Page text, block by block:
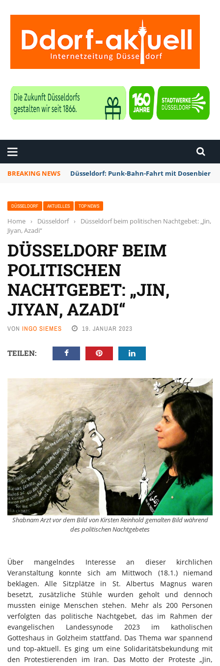
BREAKING NEWS Düsseldorf: Punk-Bahn-Fahrt mit Dosenbier
DÜSSELDORF AKTUELLES TOP NEWS
Home › Düsseldorf ›
Düsseldorf beim politischen Nachtgebet: „Jin,
Jiyan, Azadi“
DÜSSELDORF BEIM
POLITISCHEN
NACHTGEBET: „JIN,
JIYAN, AZADI“
VON INGO SIEMES 19. JANUAR 2023
TEILEN:
Shabnam Arzt vor dem Bild von Kirsten Reinhold gemalten Bild während
des politischen Nachtgebetes
Über mangelndes Interesse an dieser kirchlichen
Veranstaltung konnte sich am Mittwoch (18.1.) niemand
beklagen. Alle Sitzplätze in St. Albertus Magnus waren
besetzt, zusätzliche Stühle wurden geholt und dennoch
mussten einige Menschen stehen. Mehr als 200 Personen
verfolgten das politische Nachtgebet, das im Rahmen der
evangelischen Landessynode 2023 im katholischen
Gotteshaus in Golzheim stattfand. Das Thema war spannend
und top-aktuell. Es ging um eine Solidaritätsbekundung mit
den Protestierenden im Iran. Das Motto der Proteste „Jin,